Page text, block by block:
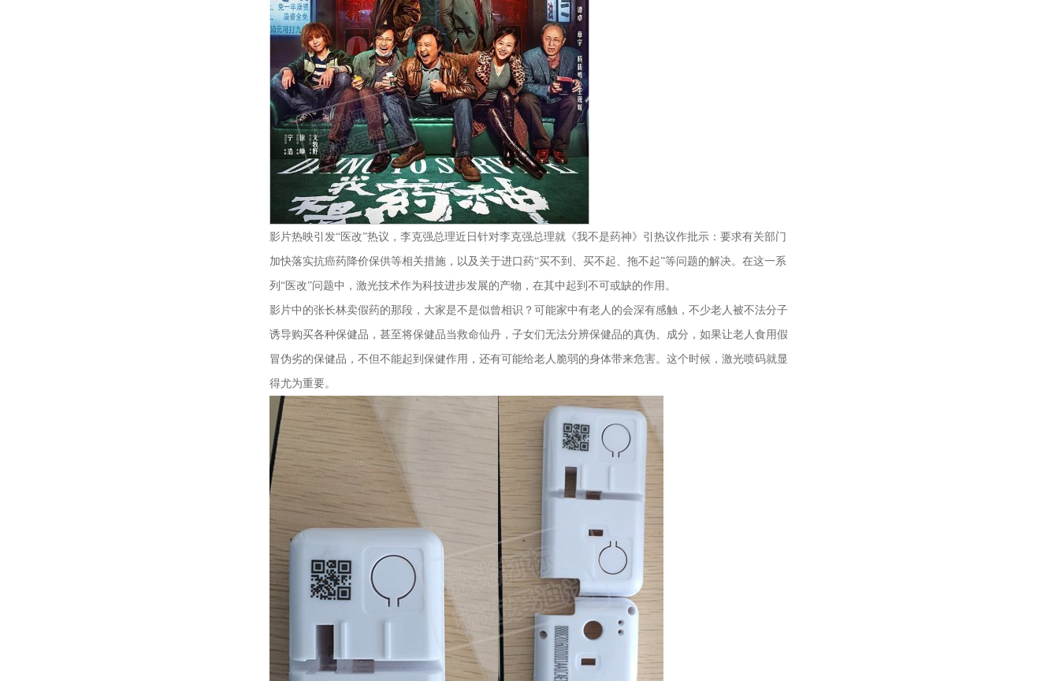
影片热映引发“医改”热议，李克强总理近日针对李克强总理就《我不是药神》引热议作批示：要求有关部门
加快落实抗癌药降价保供等相关措施，以及关于进口药“买不到、买不起、拖不起”等问题的解决。在这一系
列“医改”问题中，激光技术作为科技进步发展的产物，在其中起到不可或缺的作用。
影片中的张长林卖假药的那段，大家是不是似曾相识？可能家中有老人的会深有感触，不少老人被不法分子
诱导购买各种保健品，甚至将保健品当救命仙丹，子女们无法分辨保健品的真伪、成分，如果让老人食用假
冒伪劣的保健品，不但不能起到保健作用，还有可能给老人脆弱的身体带来危害。这个时候，激光喷码就显
得尤为重要。